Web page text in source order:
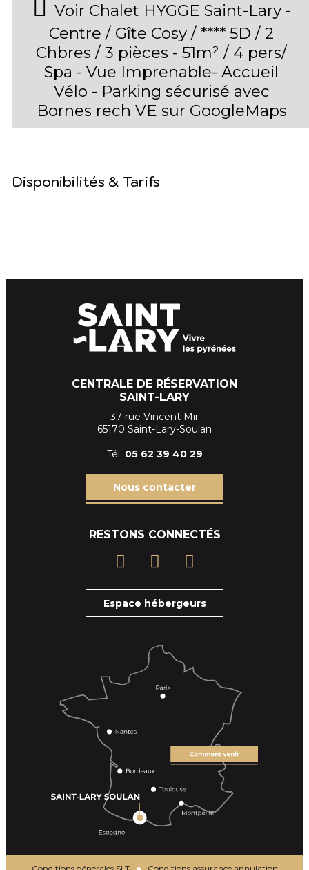
Voir Chalet HYGGE Saint-Lary -
Centre / Gîte Cosy / **** 5D / 2
Chbres / 3 pièces - 51m² / 4 pers/
Spa - Vue Imprenable- Accueil
Vélo - Parking sécurisé avec
Bornes rech VE sur GoogleMaps
Disponibilités & Tarifs
CENTRALE DE RÉSERVATION
SAINT-LARY
37 rue Vincent Mir
65170 Saint-Lary-Soulan
Tél. 05 62 39 40 29
Nous contacter
RESTONS CONNECTÉS
Espace hébergeurs